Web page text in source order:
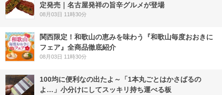
定発売｜名古屋発祥の旨辛グルメが登場
08月03日 11時30分
関西限定！和歌山の恵みを味わう『和歌山毎度おおきに
フェア』全商品徹底紹介
08月03日 11時30分
100均に便利なの出たよ～「1本丸ごとはかさばるの
よ…」小分けにしてスッキリ持ち運べる板